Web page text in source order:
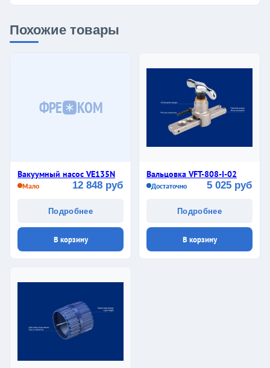
Похожие товары
ФРЕ КОМ
Вакуумный насос VE135N
Мало 12 848 руб
Подробнее
В корзину
Вальцовка VFT-808-I-02
Достаточно 5 025 руб
Подробнее
В корзину